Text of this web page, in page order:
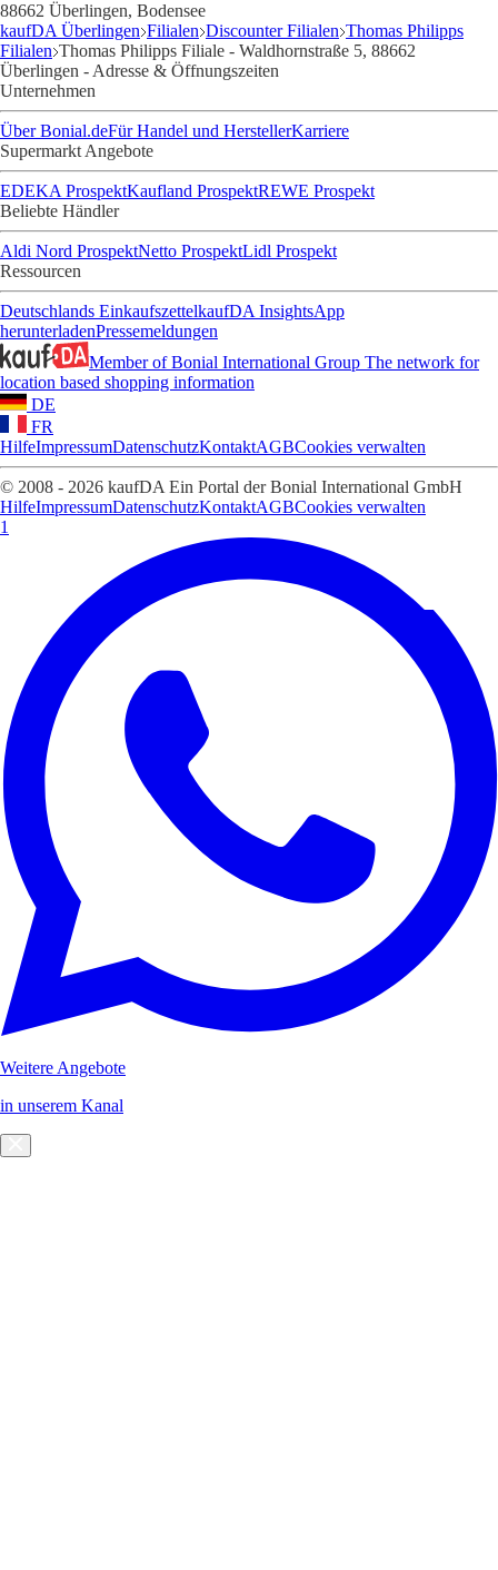
88662 Überlingen, Bodensee
kaufDA Überlingen Filialen Discounter Filialen Thomas Philipps
Filialen Thomas Philipps Filiale - Waldhornstraße 5, 88662
Überlingen - Adresse & Öffnungszeiten
Unternehmen
Über Bonial.deFür Handel und HerstellerKarriere
Supermarkt Angebote
EDEKA ProspektKaufland ProspektREWE Prospekt
Beliebte Händler
Aldi Nord ProspektNetto ProspektLidl Prospekt
Ressourcen
Deutschlands EinkaufszettelkaufDA InsightsApp
herunterladenPressemeldungen
Member of Bonial International Group The network for
location based shopping information
DE
FR
HilfeImpressumDatenschutzKontaktAGBCookies verwalten
© 2008 - 2026 kaufDA Ein Portal der Bonial International GmbH
HilfeImpressumDatenschutzKontaktAGBCookies verwalten
1
Weitere Angebote
in unserem Kanal